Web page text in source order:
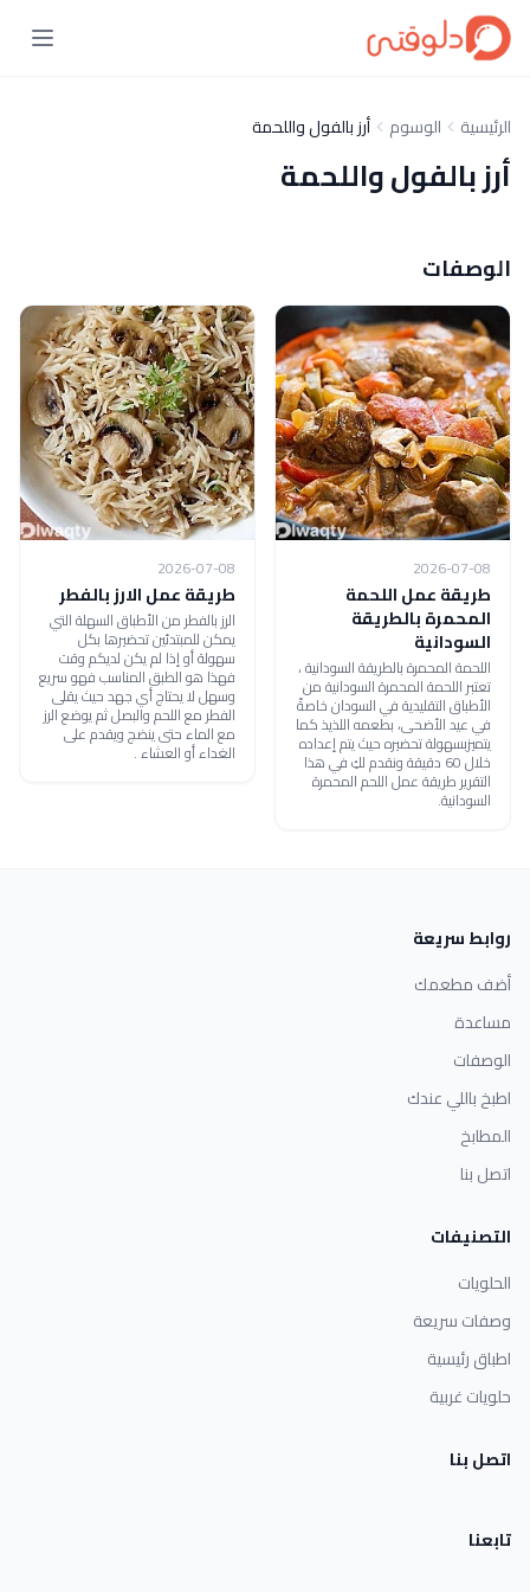
الرئيسية الوسوم أرز بالفول واللحمة
أرز بالفول واللحمة
الوصفات
2026-07-08
طريقة عمل اللحمة
المحمرة بالطريقة
السودانية
اللحمة المحمرة بالطريقة السودانية ،
تعتبر اللحمة المحمرة السودانية من
الأطباق التقليدية في السودان خاصةً
في عيد الأضحى، بطعمه اللذيذ كما
يتميزبسهولة تحضيره حيث يتم إعداده
خلال 60 دقيقة ونقدم لكِ في هذا
التقرير طريقة عمل اللحم المحمرة
السودانية.
2026-07-08
طريقة عمل الارز بالفطر
الرز بالفطر من الأطباق السهلة التي
يمكن للمبتدئين تحضيرها بكل
سهولة أو إذا لم يكن لديكم وقت
فهذا هو الطبق المناسب فهو سريع
وسهل لا يحتاج أي جهد حيث يقلى
الفطر مع اللحم والبصل ثم يوضع الرز
مع الماء حتى ينضج ويقدم على
الغداء أو العشاء .
روابط سريعة
أضف مطعمك
مساعدة
الوصفات
اطبخ باللي عندك
المطابخ
اتصل بنا
التصنيفات
الحلويات
وصفات سريعة
اطباق رئيسية
حلويات غربية
اتصل بنا
تابعنا